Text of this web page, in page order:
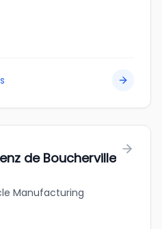
de Boucherville
Manufacturing